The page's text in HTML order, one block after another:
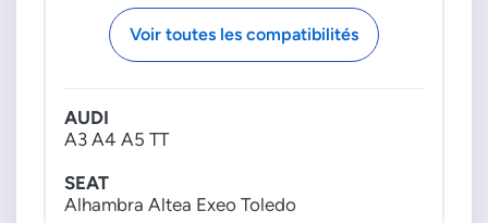
0261520090
0261520132
0261520133
0261520240
0261520347
0261520348
0261520472
Voir toutes les compatibilités
AUDI
A3 A4 A5 TT
SEAT
Alhambra Altea Exeo Toledo